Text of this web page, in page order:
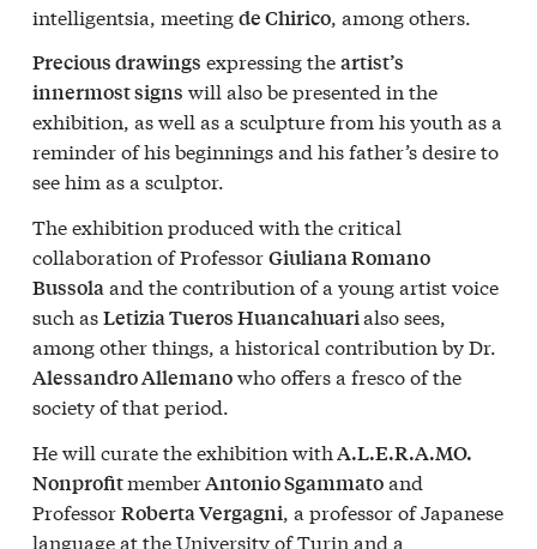
intelligentsia, meetingde Chirico, among others.
Precious drawings expressing theartist’s
innermost signs will also be presented in the
exhibition, as well as a sculpture from his youth as a
reminder of his beginnings and his father’s desire to
see him as a sculptor.
The exhibition produced with the critical
collaboration of ProfessorGiuliana Romano
Bussolaand the contribution of a young artist voice
such asLetizia Tueros Huancahuarialso sees,
among other things, a historical contribution by Dr.
Alessandro Allemanowho offers a fresco of the
society of that period.
He will curate the exhibition withA.L.E.R.A.MO.
NonprofitmemberAntonio Sgammatoand
ProfessorRoberta Vergagni , a professor of Japanese
language at the University of Turin and a